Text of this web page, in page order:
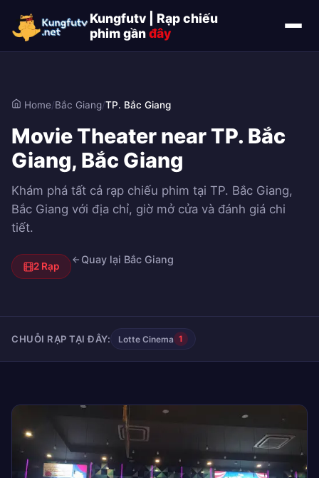
Kungfutv | Rạp chiếu
phim gầnđây
Home/Bắc Giang/TP. Bắc Giang
Movie Theater near TP. Bắc
Giang, Bắc Giang
Khám phá tất cả rạp chiếu phim tại TP. Bắc Giang,
Bắc Giang với địa chỉ, giờ mở cửa và đánh giá chi
tiết.
2 Rạp
Quay lại Bắc Giang
CHUỖI RẠP TẠI ĐÂY: Lotte Cinema 1